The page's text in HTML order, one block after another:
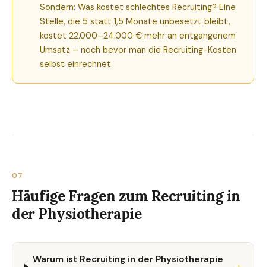
Sondern: Was kostet schlechtes Recruiting? Eine
Stelle, die 5 statt 1,5 Monate unbesetzt bleibt,
kostet 22.000–24.000 € mehr an entgangenem
Umsatz – noch bevor man die Recruiting-Kosten
selbst einrechnet.
07
Häufige Fragen zum Recruiting in
der Physiotherapie
Warum ist Recruiting in der Physiotherapie